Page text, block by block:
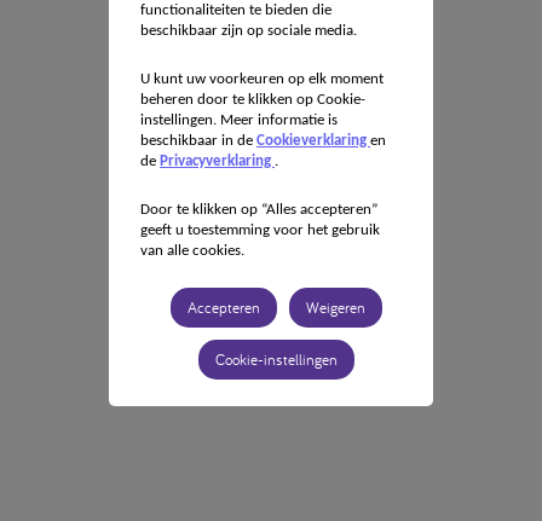
functionaliteiten te bieden die
beschikbaar zijn op sociale media.
U kunt uw voorkeuren op elk moment
beheren door te klikken op Cookie-
instellingen. Meer informatie is
beschikbaar in de Cookieverklaring en
de Privacyverklaring .
Door te klikken op “Alles accepteren”
geeft u toestemming voor het gebruik
van alle cookies.
Accepteren Weigeren
Cookie-instellingen